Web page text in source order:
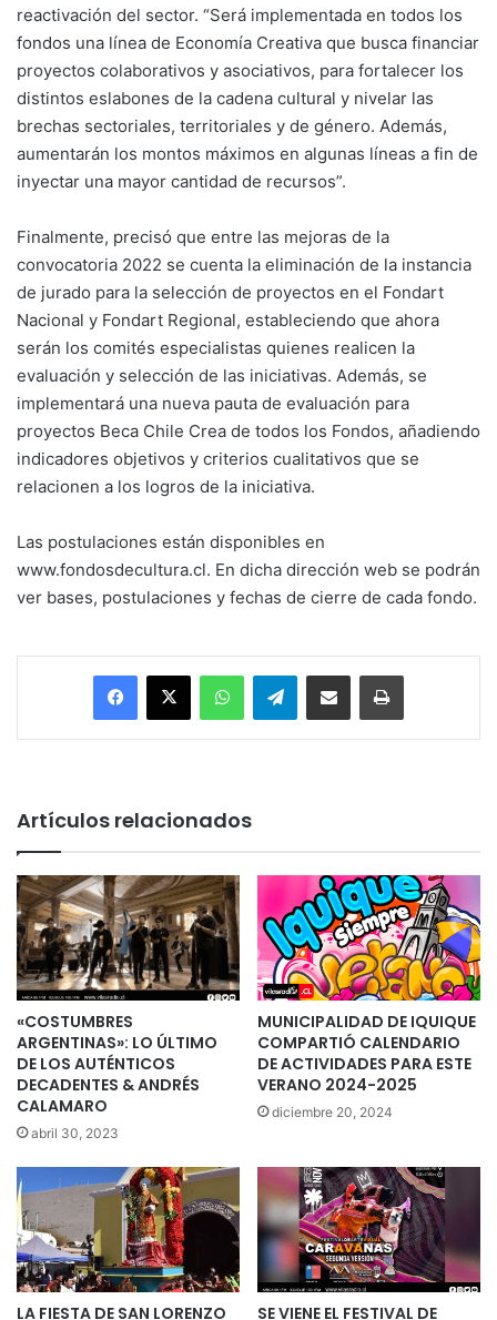
reactivación del sector. “Será implementada en todos los
fondos una línea de Economía Creativa que busca financiar
proyectos colaborativos y asociativos, para fortalecer los
distintos eslabones de la cadena cultural y nivelar las
brechas sectoriales, territoriales y de género. Además,
aumentarán los montos máximos en algunas líneas a fin de
inyectar una mayor cantidad de recursos”.
Finalmente, precisó que entre las mejoras de la
convocatoria 2022 se cuenta la eliminación de la instancia
de jurado para la selección de proyectos en el Fondart
Nacional y Fondart Regional, estableciendo que ahora
serán los comités especialistas quienes realicen la
evaluación y selección de las iniciativas. Además, se
implementará una nueva pauta de evaluación para
proyectos Beca Chile Crea de todos los Fondos, añadiendo
indicadores objetivos y criterios cualitativos que se
relacionen a los logros de la iniciativa.
Las postulaciones están disponibles en
www.fondosdecultura.cl. En dicha dirección web se podrán
ver bases, postulaciones y fechas de cierre de cada fondo.
Facebook
X WhatsAppTelegramEnviar vía email Imprimir
Artículos relacionados
«COSTUMBRES
ARGENTINAS»: LO ÚLTIMO
DE LOS AUTÉNTICOS
DECADENTES & ANDRÉS
CALAMARO
abril 30, 2023
MUNICIPALIDAD DE IQUIQUE
COMPARTIÓ CALENDARIO
DE ACTIVIDADES PARA ESTE
VERANO 2024-2025
diciembre 20, 2024
LA FIESTA DE SAN LORENZO SE VIENE EL FESTIVAL DE